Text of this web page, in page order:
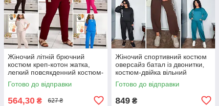
Жіночий літній брючний
костюм креп-котон жатка,
легкий повсякденний костюм-
двійка футболка та штани на
резинці "Linen Style"
Готово до відправки
564,30 ₴ 627 ₴
Жіночий спортивний костюм
оверсайз батал із двонитки,
костюм-двійка вільний
світшот та штани джогери
"Urban Ov
Готово до відправки
849 ₴